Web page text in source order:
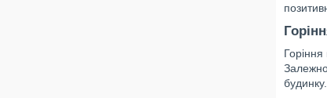
будинку.